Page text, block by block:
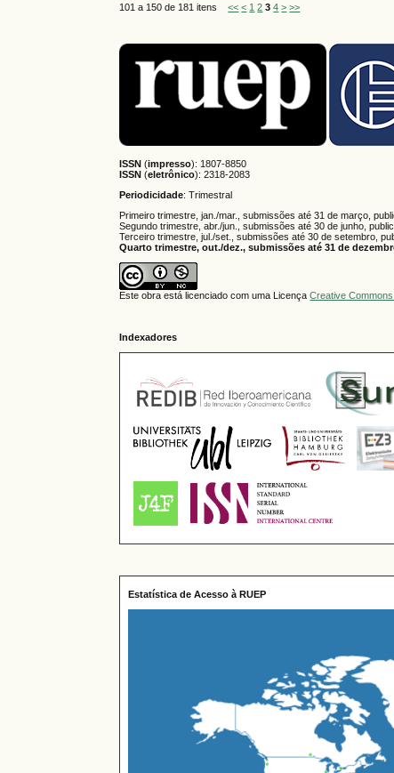
101 a 150 de 181 itens<< < 1 2 3 4 > >>
ISSN (impresso): 1807-8850
ISSN (eletrônico):2318-2083
Periodicidade: Trimestral
Primeiro trimestre, jan./mar., submissões até 31 de março,
Segundo trimestre, abr./jun., submissões até 30 de junho,
Terceiro trimestre, jul./set., submissões até 30 de setembro,
Quarto trimestre, out./dez., submissões até 31 de
Este obra está licenciado com uma LicençaCreative
Indexadores
Estatística de Acesso à RUEP